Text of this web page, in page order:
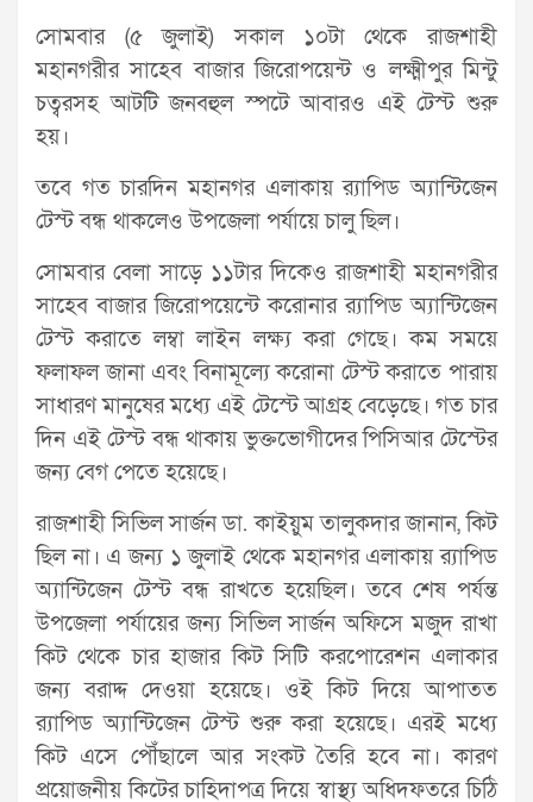
সোমবার (৫ জুলাই) সকাল ১০টা থেকে রাজশাহী
মহানগরীর সাহেব বাজার জিরোপয়েন্ট ও লক্ষ্মীপুর মিন্টু
চত্বরসহ আটটি জনবহুল স্পটে আবারও এই টেস্ট শুরু
হয়।
তবে গত চারদিন মহানগর এলাকায় র‌্যাপিড অ্যান্টিজেন
টেস্ট বন্ধ থাকলেও উপজেলা পর্যায়ে চালু ছিল।
সোমবার বেলা সাড়ে ১১টার দিকেও রাজশাহী মহানগরীর
সাহেব বাজার জিরোপয়েন্টে করোনার র‌্যাপিড অ্যান্টিজেন
টেস্ট করাতে লম্বা লাইন লক্ষ্য করা গেছে। কম সময়ে
ফলাফল জানা এবং বিনামূল্যে করোনা টেস্ট করাতে পারায়
সাধারণ মানুষের মধ্যে এই টেস্টে আগ্রহ বেড়েছে। গত চার
দিন এই টেস্ট বন্ধ থাকায় ভুক্তভোগীদের পিসিআর টেস্টের
জন্য বেগ পেতে হয়েছে।
রাজশাহী সিভিল সার্জন ডা. কাইয়ুম তালুকদার জানান, কিট
ছিল না। এ জন্য ১ জুলাই থেকে মহানগর এলাকায় র‌্যাপিড
অ্যান্টিজেন টেস্ট বন্ধ রাখতে হয়েছিল। তবে শেষ পর্যন্ত
উপজেলা পর্যায়ের জন্য সিভিল সার্জন অফিসে মজুদ রাখা
কিট থেকে চার হাজার কিট সিটি করপোরেশন এলাকার
জন্য বরাদ্দ দেওয়া হয়েছে। ওই কিট দিয়ে আপাতত
র‌্যাপিড অ্যান্টিজেন টেস্ট শুরু করা হয়েছে। এরই মধ্যে
কিট এসে পৌঁছালে আর সংকট তৈরি হবে না। কারণ
প্রয়োজনীয় কিটের চাহিদাপত্র দিয়ে স্বাস্থ্য অধিদফতরে চিঠি